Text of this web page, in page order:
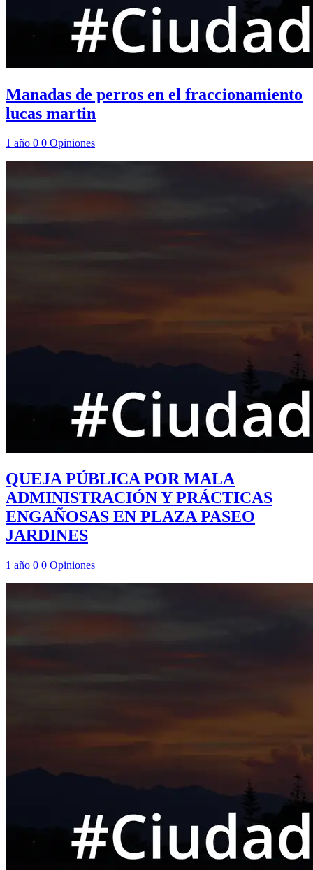
Manadas de perros en el fraccionamiento
lucas martin
1 año 0 0 Opiniones
QUEJA PÚBLICA POR MALA
ADMINISTRACIÓN Y PRÁCTICAS
ENGAÑOSAS EN PLAZA PASEO
JARDINES
1 año 0 0 Opiniones